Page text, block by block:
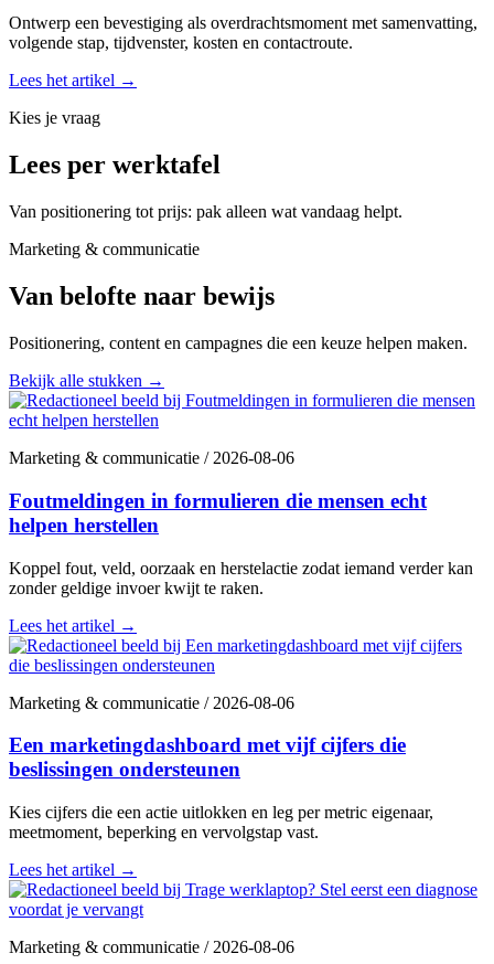
Ontwerp een bevestiging als overdrachtsmoment met samenvatting,
volgende stap, tijdvenster, kosten en contactroute.
Lees het artikel →
Kies je vraag
Lees per werktafel
Van positionering tot prijs: pak alleen wat vandaag helpt.
Marketing & communicatie
Van belofte naar bewijs
Positionering, content en campagnes die een keuze helpen maken.
Bekijk alle stukken →
Marketing & communicatie /2026-08-06
Foutmeldingen in formulieren die mensen echt
helpen herstellen
Koppel fout, veld, oorzaak en herstelactie zodat iemand verder kan
zonder geldige invoer kwijt te raken.
Lees het artikel →
Marketing & communicatie /2026-08-06
Een marketingdashboard met vijf cijfers die
beslissingen ondersteunen
Kies cijfers die een actie uitlokken en leg per metric eigenaar,
meetmoment, beperking en vervolgstap vast.
Lees het artikel →
Marketing & communicatie /2026-08-06